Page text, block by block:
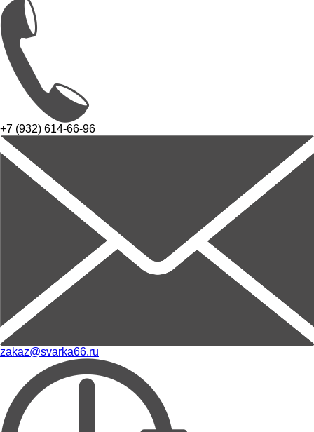
+7 (932) 614-66-96
zakaz@svarka66.ru